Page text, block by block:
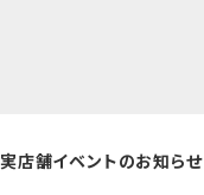
舗イベントのお知らせ